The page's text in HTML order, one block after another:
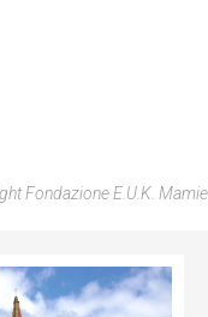
Fondazione E.U.K. Mamie